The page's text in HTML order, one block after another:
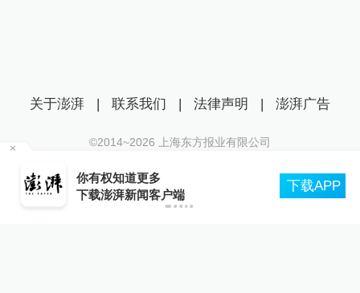
你有权知道更多
下载澎湃新闻客户端
下载APP
关于澎湃 | 联系我们 | 法律声明 | 澎湃广告
©2014~2026 上海东方报业有限公司
互联网新闻信息服务许可证：31120170006
沪公网安备 31010602000299号